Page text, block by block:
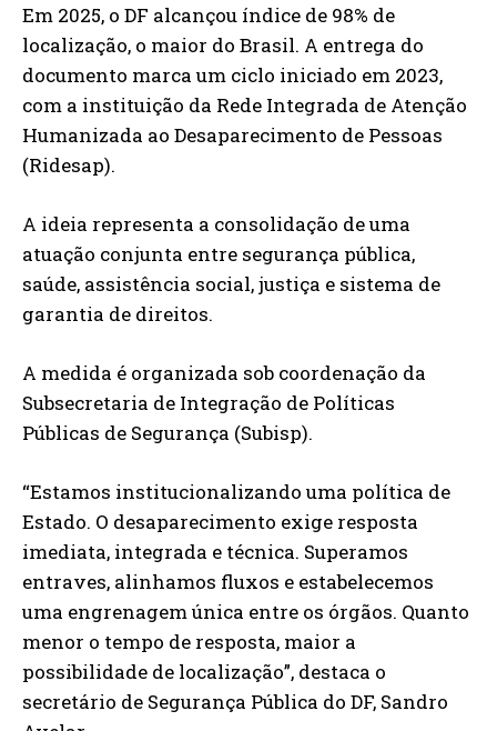
Em 2025, o DF alcançou índice de 98% de
localização, o maior do Brasil. A entrega do
documento marca um ciclo iniciado em 2023,
com a instituição da Rede Integrada de Atenção
Humanizada ao Desaparecimento de Pessoas
(Ridesap).
A ideia representa a consolidação de uma
atuação conjunta entre segurança pública,
saúde, assistência social, justiça e sistema de
garantia de direitos.
A medida é organizada sob coordenação da
Subsecretaria de Integração de Políticas
Públicas de Segurança (Subisp).
“Estamos institucionalizando uma política de
Estado. O desaparecimento exige resposta
imediata, integrada e técnica. Superamos
entraves, alinhamos fluxos e estabelecemos
uma engrenagem única entre os órgãos. Quanto
menor o tempo de resposta, maior a
possibilidade de localização”, destaca o
secretário de Segurança Pública do DF, Sandro